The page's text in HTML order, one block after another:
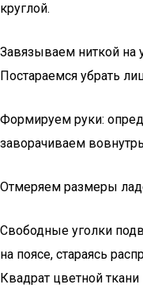
круглой.
Завязываем ниткой на
Постараемся убрать
Формируем руки:
заворачиваем
Отмеряем размеры
Свободные уголки
на поясе, стараясь
Квадрат цветной